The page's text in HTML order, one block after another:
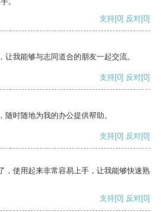
支持[0] 反对[0]
让我能够与志同道合的朋友一起交流。
支持[0] 反对[0]
时随地为我的办公提供帮助。
支持[0] 反对[0]
，使用起来非常容易上手，让我能够快速熟
支持[0] 反对[0]